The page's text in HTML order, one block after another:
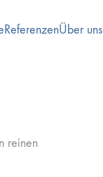
ReferenzenÜber uns
reinen